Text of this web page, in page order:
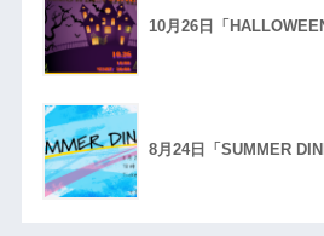
10月26日「
8月24日「SUMMER